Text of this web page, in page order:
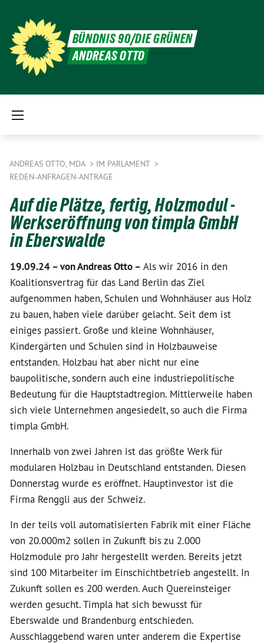
BÜNDNIS 90/DIE GRÜNEN
ANDREAS OTTO
ANDREAS OTTO, MDA
IM PARLAMENT
REDEN-ANFRAGEN-ANTRÄGE
Auf die Plätze, fertig, Holzmodul -
Werkseröffnung von timpla GmbH
in Eberswalde
19.09.24 –von Andreas Otto – Als wir 2016 in den
Koalitionsvertrag für das Land Berlin das Ziel
aufgenommen haben, Schulen und Wohnhäuser aus Holz
zu bauen, haben viele darüber gelacht. Seit dem ist
einiges passiert. Große und kleine Wohnhäuser,
Kindergärten und Schulen sind in Holzbauweise
entstanden. Holzbau hat aber nicht nur eine
baupolitische, sondern auch eine industriepolitische
Bedeutung für die Hauptstadtregion. Mittlerweile haben
sich viele Unternehmen angesiedelt, so auch die Firma
timpla GmbH.
Innerhalb von zwei Jahren ist das größte Werk für
modularen Holzbau in Deutschland entstanden. Diesen
Donnerstag wurde es eröffnet. Hauptinvestor ist die
Firma Renggli aus der Schweiz.
In der teils voll automatisierten Fabrik mit einer Fläche
von 20.000m2 sollen in Zukunft bis zu 2.000
Holzmodule pro Jahr hergestellt werden. Bereits jetzt
sind 100 Mitarbeiter im Einschichtbetrieb angestellt. In
Zukunft sollen es 200 werden. Auch Quereinsteiger
werden gesucht. Timpla hat sich bewusst für
Eberswalde und Brandenburg entschieden.
Ausschlaggebend waren unter anderem die Expertise